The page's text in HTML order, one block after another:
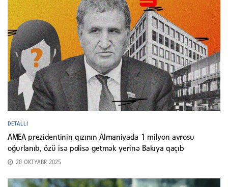
DETALLI
AMEA prezidentinin qızının Almaniyada 1 milyon avrosu
oğurlanıb, özü isə polisə getmək yerinə Bakıya qaçıb
20 OKTYABR 2025